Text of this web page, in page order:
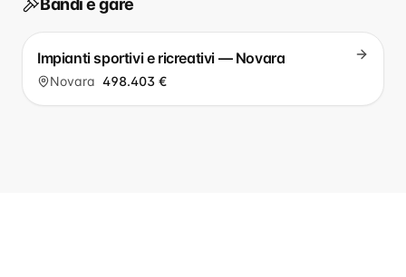
Bandi e gare
Impianti sportivi e ricreativi — Novara
Novara 498.403 €